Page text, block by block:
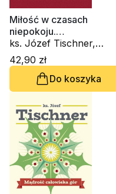
Miłość w czasach
niepokoju.
Niepublikowane wykłady
ks. Józef Tischner,
Joanna Podsadecka
42,90 zł
Do koszyka